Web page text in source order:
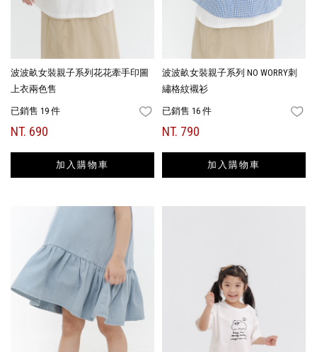
波波畝女裝親子系列花花牽手印圖
上衣兩色售
已銷售 19 件 FAVORITES
NT. 690
加入購物車
波波畝女裝親子系列 NO WORRY刺
繡格紋襯衫
已銷售 16 件
NT. 790
加入購物車